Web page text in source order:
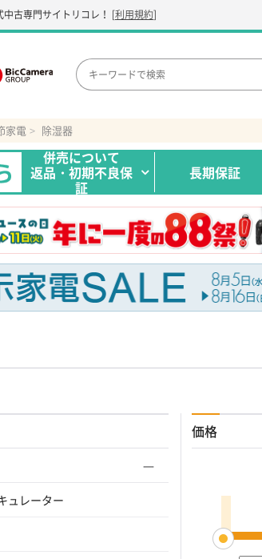
古専門サイト リコレ！ [利用規約]
家電 除湿器
併売について
返品・初期不良保
証
長期保証
ュレーター
価格